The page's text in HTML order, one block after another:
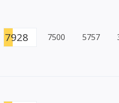
7928 7500 5757